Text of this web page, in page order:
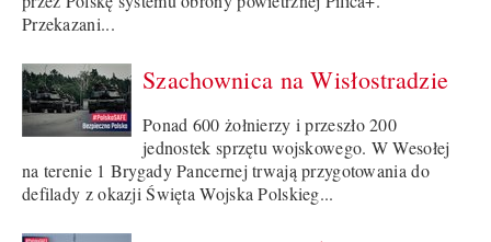
Przekazani...
Szachownica na Wisłostradzie
Ponad 600 żołnierzy i przeszło 200
jednostek sprzętu wojskowego. W Wesołej
na terenie 1 Brygady Pancernej trwają przygotowania do
defilady z okazji Święta Wojska Polskieg...